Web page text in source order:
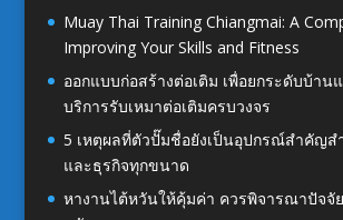
Muay Thai Training Chiangmai: A
Improving Your Skills and Fitness
ออกแบบก่อสร้างต่อเติม เพื่อยกระดับบ้าน
บริการรับเหมาต่อเติมครบวงจร
5 เหตุผลที่ตัวปั๊มชื่อยังเป็นอุปกรณ์สำคัญส
และธุรกิจทุกขนาด
หางานไต้หวันให้คุ้มค่า ควรพิจารณาปัจจั